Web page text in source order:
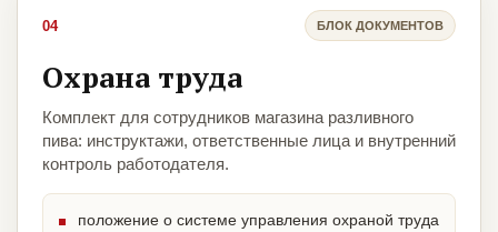
04 БЛОК ДОКУМЕНТОВ
Охрана труда
Комплект для сотрудников магазина разливного
пива: инструктажи, ответственные лица и внутренний
контроль работодателя.
положение о системе управления охраной труда